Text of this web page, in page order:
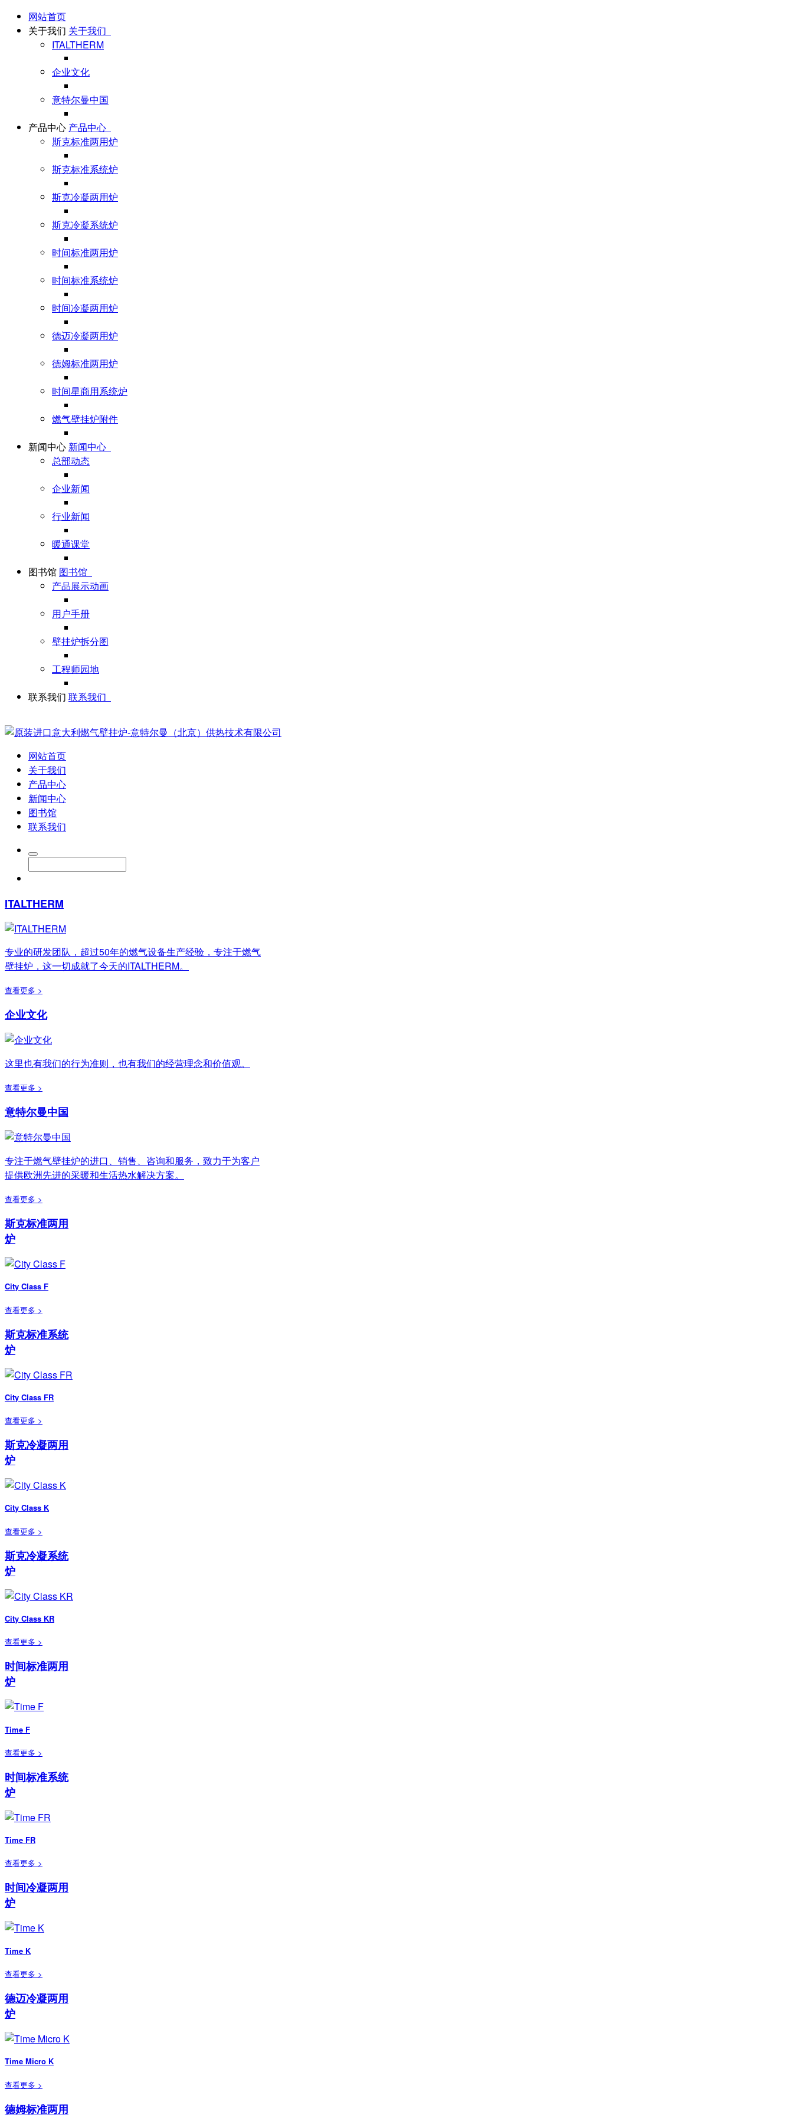
网站首页
关于我们 关于我们
ITALTHERM
企业文化
意特尔曼中国
产品中心 产品中心
斯克标准两用炉
斯克标准系统炉
斯克冷凝两用炉
斯克冷凝系统炉
时间标准两用炉
时间标准系统炉
时间冷凝两用炉
德迈冷凝两用炉
德姆标准两用炉
时间星商用系统炉
燃气壁挂炉附件
新闻中心 新闻中心
总部动态
企业新闻
行业新闻
暖通课堂
图书馆 图书馆
产品展示动画
用户手册
壁挂炉拆分图
工程师园地
联系我们 联系我们
网站首页
关于我们
产品中心
新闻中心
图书馆
联系我们
ITALTHERM
专业的研发团队，超过50年的燃气设备生产经验，专注于燃气
壁挂炉，这一切成就了今天的ITALTHERM。
查看更多 >
企业文化
这里也有我们的行为准则，也有我们的经营理念和价值观。
查看更多 >
意特尔曼中国
专注于燃气壁挂炉的进口、销售、咨询和服务，致力于为客户
提供欧洲先进的采暖和生活热水解决方案。
查看更多 >
斯克标准两用
炉
City Class F
查看更多 >
斯克标准系统
炉
City Class FR
查看更多 >
斯克冷凝两用
炉
City Class K
查看更多 >
斯克冷凝系统
炉
City Class KR
查看更多 >
时间标准两用
炉
Time F
查看更多 >
时间标准系统
炉
Time FR
查看更多 >
时间冷凝两用
炉
Time K
查看更多 >
德迈冷凝两用
炉
Time Micro K
查看更多 >
德姆标准两用